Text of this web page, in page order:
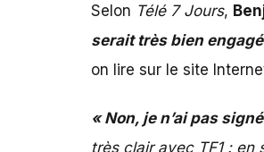
Selon Télé 7 Jours,
serait très bien
on lire sur le site
« Non, je n’ai pas
très clair avec TF1 : en